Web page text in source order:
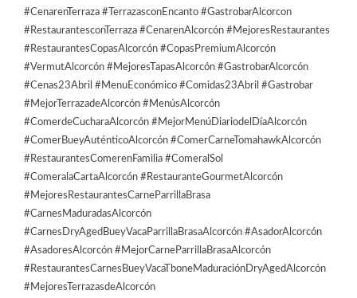
#CenarenTerraza #TerrazasconEncanto #GastrobarAlcorcon
#RestaurantesconTerraza #CenarenAlcorcón #MejoresRestaurantes
#RestaurantesCopasAlcorcón #CopasPremiumAlcorcón
#VermutAlcorcón #MejoresTapasAlcorcón #GastrobarAlcorcón
#Cenas23Abril #MenuEconómico #Comidas23Abril #Gastrobar
#MejorTerrazadeAlcorcón #MenúsAlcorcón
#ComerdeCucharaAlcorcón #MejorMenúDiariodelDíaAlcorcón
#ComerBueyAuténticoAlcorcón #ComerCarneTomahawkAlcorcón
#RestaurantesComerenFamilia #ComeralSol
#ComeralaCartaAlcorcón #RestauranteGourmetAlcorcón
#MejoresRestaurantesCarneParrillaBrasa
#CarnesMaduradasAlcorcón
#CarnesDryAgedBueyVacaParrillaBrasaAlcorcón #AsadorAlcorcón
#AsadoresAlcorcón #MejorCarneParrillaBrasaAlcorcón
#RestaurantesCarnesBueyVacaTboneMaduraciónDryAgedAlcorcón
#MejoresTerrazasdeAlcorcón